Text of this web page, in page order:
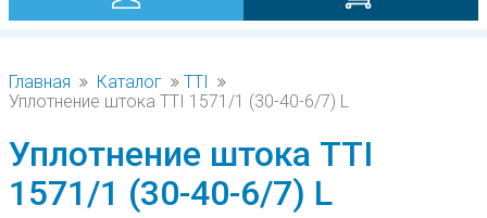
Главная Каталог
TTI
Уплотнение штока TTI 1571/1 (30-40-6/7) L
Уплотнение штока TTI
1571/1 (30-40-6/7) L